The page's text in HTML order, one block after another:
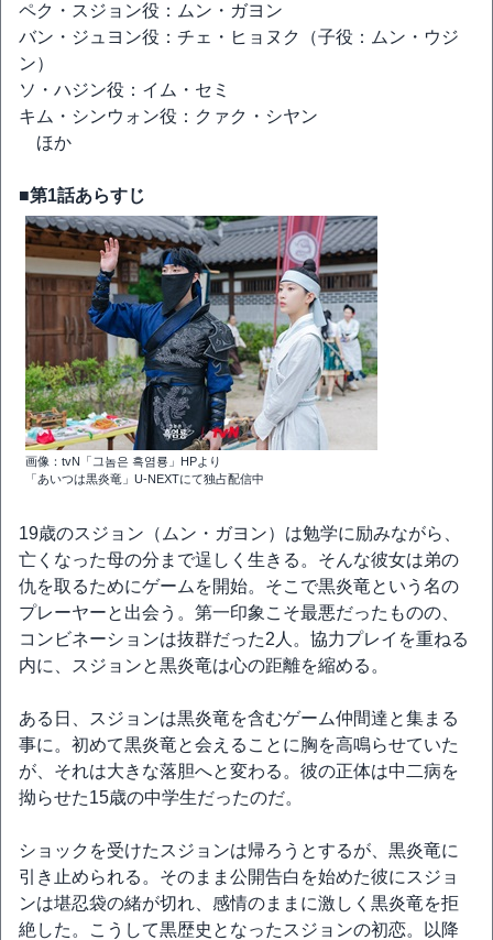
ペク・スジョン役：ムン・ガヨン
バン・ジュヨン役：チェ・ヒョヌク（子役：ムン・ウジ
ン）
ソ・ハジン役：イム・セミ
キム・シンウォン役：クァク・シヤン
ほか
■第1話あらすじ
画像：tvN「그놈은 흑염룡」HPより
「あいつは黒炎竜」U-NEXTにて独占配信中
19歳のスジョン（ムン・ガヨン）は勉学に励みながら、
亡くなった母の分まで逞しく生きる。そんな彼女は弟の
仇を取るためにゲームを開始。そこで黒炎竜という名の
プレーヤーと出会う。第一印象こそ最悪だったものの、
コンビネーションは抜群だった2人。協力プレイを重ねる
内に、スジョンと黒炎竜は心の距離を縮める。
ある日、スジョンは黒炎竜を含むゲーム仲間達と集まる
事に。初めて黒炎竜と会えることに胸を高鳴らせていた
が、それは大きな落胆へと変わる。彼の正体は中二病を
拗らせた15歳の中学生だったのだ。
ショックを受けたスジョンは帰ろうとするが、黒炎竜に
引き止められる。そのまま公開告白を始めた彼にスジョ
ンは堪忍袋の緒が切れ、感情のままに激しく黒炎竜を拒
絶した。こうして黒歴史となったスジョンの初恋。以降